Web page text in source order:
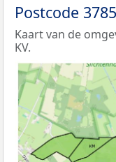
Postcode
Kaart van de
KV.